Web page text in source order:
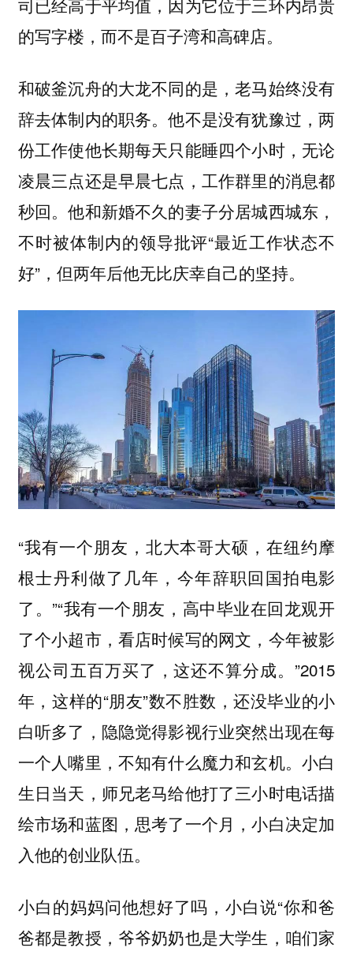
的写字楼，而不是百子湾和高碑店。
和破釜沉舟的大龙不同的是，老马始终没有
辞去体制内的职务。他不是没有犹豫过，两
份工作使他长期每天只能睡四个小时，无论
凌晨三点还是早晨七点，工作群里的消息都
秒回。他和新婚不久的妻子分居城西城东，
不时被体制内的领导批评“最近工作状态不
好”，但两年后他无比庆幸自己的坚持。
“我有一个朋友，北大本哥大硕，在纽约摩
根士丹利做了几年，今年辞职回国拍电影
了。”“我有一个朋友，高中毕业在回龙观开
了个小超市，看店时候写的网文，今年被影
视公司五百万买了，这还不算分成。”2015
年，这样的“朋友”数不胜数，还没毕业的小
白听多了，隐隐觉得影视行业突然出现在每
一个人嘴里，不知有什么魔力和玄机。小白
生日当天，师兄老马给他打了三小时电话描
绘市场和蓝图，思考了一个月，小白决定加
入他的创业队伍。
小白的妈妈问他想好了吗，小白说“你和爸
爸都是教授，爷爷奶奶也是大学生，咱们家